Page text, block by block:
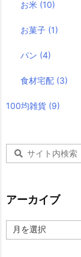
お米 (10)
お菓子 (1)
パン (4)
食材宅配 (3)
100均雑貨 (9)
アーカイブ
ー